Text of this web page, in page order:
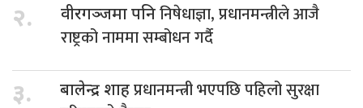
२. वीरगञ्जमा पनिनिषेधाज्ञा, प्रधानमन्त्रीले आजै
राष्ट्रको नाममा सम्बोधन गर्दै
३. बालेन्द्र शाहप्रधानमन्त्री भएपछि पहिलो सुरक्षा